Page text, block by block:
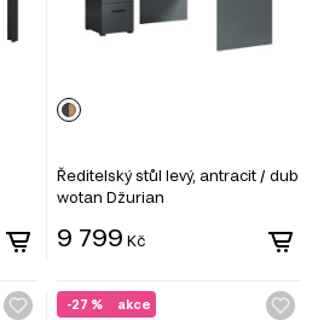
Ředitelský stůl levý, antracit / dub
wotan Džurian
9 799 Kč
akce
-27 %